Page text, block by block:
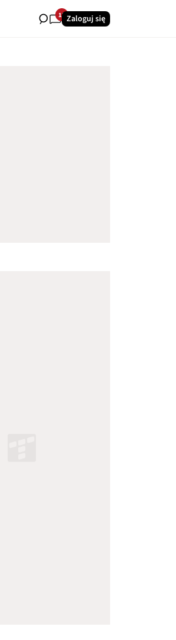
12Zaloguj się